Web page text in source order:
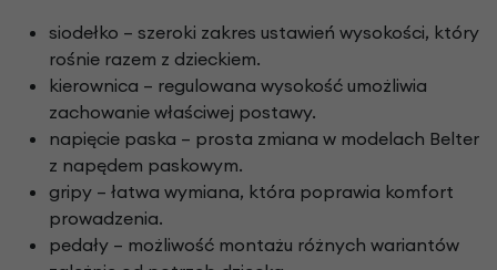
siodełko – szeroki zakres ustawień wysokości, który
rośnie razem z dzieckiem.
kierownica – regulowana wysokość umożliwia
zachowanie właściwej postawy.
napięcie paska – prosta zmiana w modelach Belter
z napędem paskowym.
gripy – łatwa wymiana, która poprawia komfort
prowadzenia.
pedały – możliwość montażu różnych wariantów